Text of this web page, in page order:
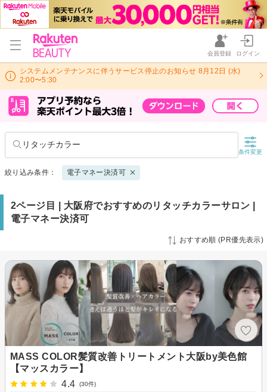
会員登録 ログイン
システムメンテナンスに伴うサービス停止のお知らせ 8月12日 (水)
2:00〜5:30
リタッチカラー
条件変更
絞り込み条件： 電子マネー決済可
2ページ目 | 大阪府でおすすめのリタッチカラーサロン |
電子マネー決済可
おすすめ順 (PR優先表示)
MASS COLOR髪質改善トリートメント大阪by美色館
【マッスカラー】
4.4
(30件)